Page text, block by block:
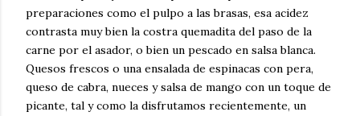
preparaciones como el pulpo a las brasas, esa acidez
contrasta muy bien la costra quemadita del paso de la
carne por el asador, o bien un pescado en salsa blanca.
Quesos frescos o una ensalada de espinacas con pera,
queso de cabra, nueces y salsa de mango con un toque de
picante, tal y como la disfrutamos recientemente, un